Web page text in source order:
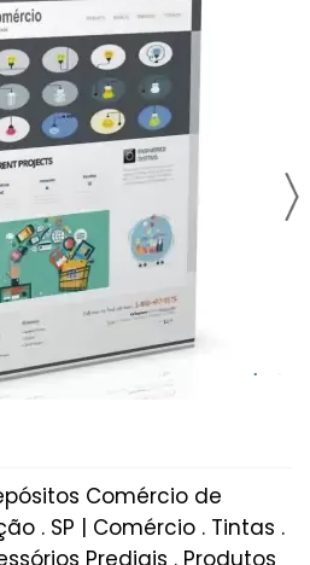
Comércio de
. SP | Comércio . Tintas .
Prediais . Produtos